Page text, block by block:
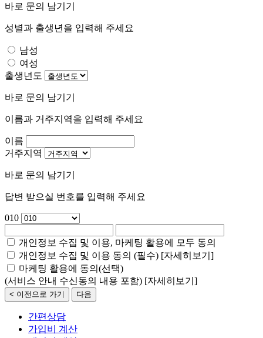
바로 문의 남기기
성별과 출생년을 입력해 주세요
남성
여성
출생년도
바로 문의 남기기
이름과 거주지역을 입력해 주세요
이름
거주지역
바로 문의 남기기
답변 받으실 번호를 입력해 주세요
010
개인정보 수집 및 이용, 마케팅 활용에 모두 동의
개인정보 수집 및 이용 동의 (필수) [자세히보기]
마케팅 활용에 동의(선택)
(서비스 안내 수신동의 내용 포함) [자세히보기]
< 이전으로 가기 다음
간편상담
가입비 계산